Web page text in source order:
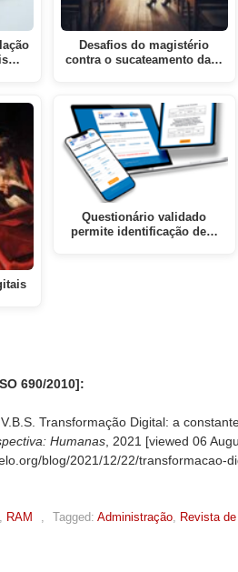
Desafios do magistério
contra o sucateamento da…
Questionário validado
permite identificação de…
690/2010]:
V.B.S. Transformação Digital: a
Humanas , 2021 [viewed 06
blog/2021/12/22/transformacao-
, RAM , Tagged: Administração, Revista